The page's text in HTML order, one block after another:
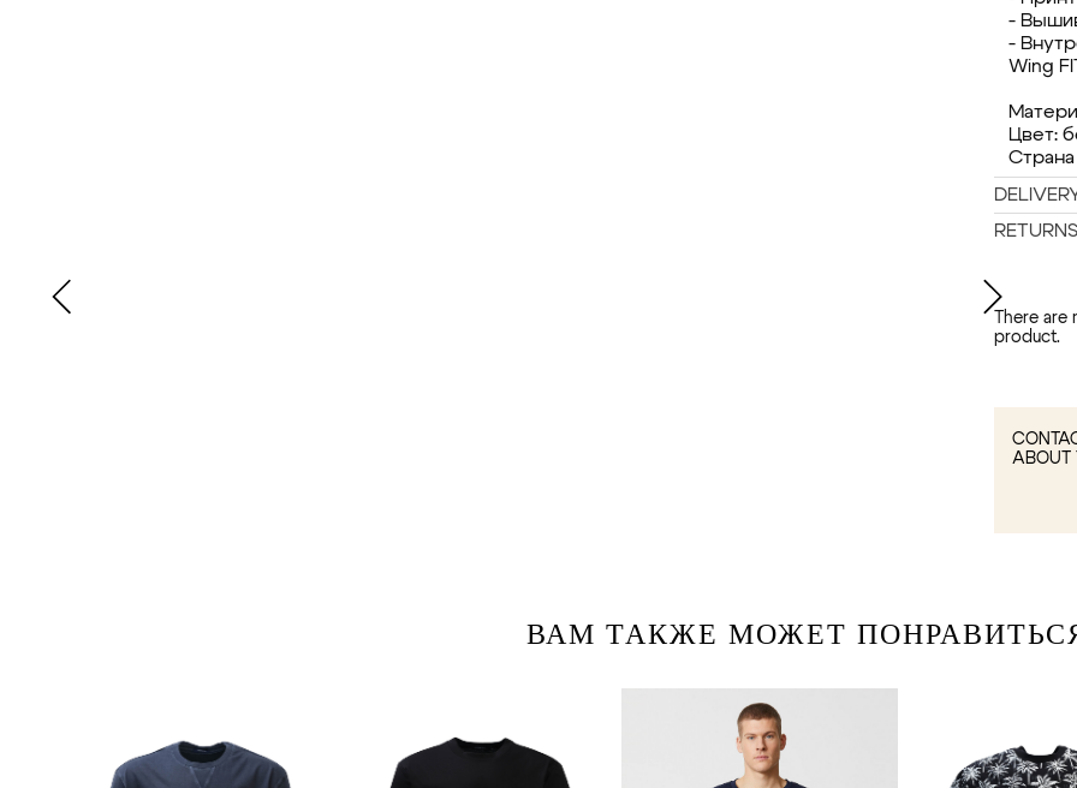
-
-
Wing
Цвет:
RETURNS
There
product.
ABOUT
ВАМ ТАКЖЕ МОЖЕТ